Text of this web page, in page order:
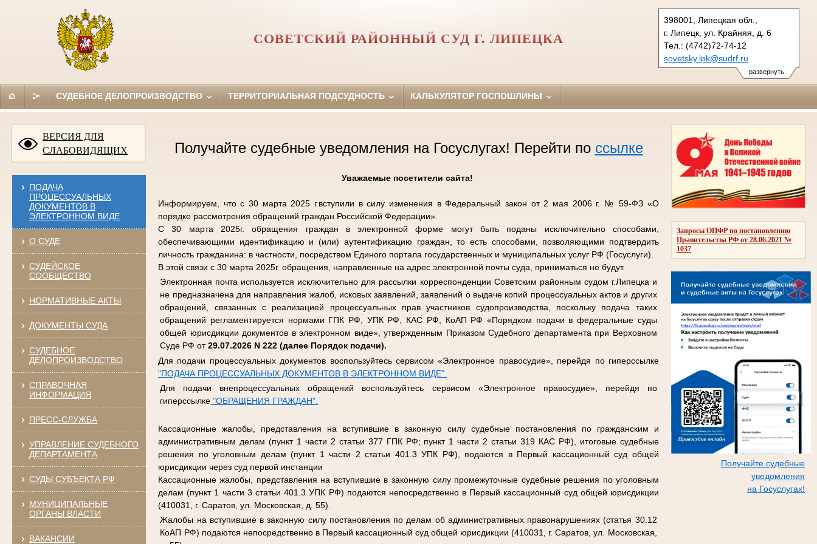
развернуть
398001, Липецкая обл.,
г. Липецк, ул. Крайняя, д. 6
Тел.: (4742)72-74-12
sovetsky.lpk@sudrf.ru
СОВЕТСКИЙ РАЙОННЫЙ СУД Г. ЛИПЕЦКА
СУДЕБНОЕ ДЕЛОПРОИЗВОДСТВО ТЕРРИТОРИАЛЬНАЯ ПОДСУДНОСТЬ КАЛЬКУЛЯТОР ГОСПОШЛИНЫ
ВЕРСИЯ ДЛЯ
СЛАБОВИДЯЩИХ
ПОДАЧА
ПРОЦЕССУАЛЬНЫХ
ДОКУМЕНТОВ В
ЭЛЕКТРОННОМ ВИДЕ
О СУДЕ
СУДЕЙСКОЕ
СООБЩЕСТВО
НОРМАТИВНЫЕ АКТЫ
ДОКУМЕНТЫ СУДА
СУДЕБНОЕ
ДЕЛОПРОИЗВОДСТВО
СПРАВОЧНАЯ
ИНФОРМАЦИЯ
ПРЕСС-СЛУЖБА
УПРАВЛЕНИЕ СУДЕБНОГО
ДЕПАРТАМЕНТА
СУДЫ СУБЪЕКТА РФ
МУНИЦИПАЛЬНЫЕ
ОРГАНЫ ВЛАСТИ
ВАКАНСИИ
Запросы ОПФР по постановлению
Правительства РФ от 28.06.2021 №
1037
Получайте судебные
уведомления
на Госуслугах!
Получайте судебные уведомления на Госуслугах! Перейти по ссылке
Уважаемые посетители сайта!
Информируем, что с 30 марта 2025 г.вступили в силу изменения в Федеральный закон от 2 мая 2006 г. № 59-ФЗ «О
порядке рассмотрения обращений граждан Российской Федерации».
С 30 марта 2025г. обращения граждан в электронной форме могут быть поданы исключительно способами,
обеспечивающими идентификацию и (или) аутентификацию граждан, то есть способами, позволяющими подтвердить
личность гражданина: в частности, посредством Единого портала государственных и муниципальных услуг РФ (Госуслуги).
В этой связи с 30 марта 2025г. обращения, направленные на адрес электронной почты суда, приниматься не будут.
Электронная почта используется исключительно для рассылки корреспонденции Советским районным судом г.Липецка и
не предназначена для направления жалоб, исковых заявлений, заявлений о выдаче копий процессуальных актов и других
обращений, связанных с реализацией процессуальных прав участников судопроизводства, поскольку подача таких
обращений регламентируется нормами ГПК РФ, УПК РФ, КАС РФ, КоАП РФ «Порядком подачи в федеральные суды
общей юрисдикции документов в электронном виде», утвержденным Приказом Судебного департамента при Верховном
Суде РФ от29.07.2026 N 222 (далее Порядок подачи).
Для подачи процессуальных документов воспользуйтесь сервисом «Электронное правосудие», перейдя по гиперссылке
"ПОДАЧА ПРОЦЕССУАЛЬНЫХ ДОКУМЕНТОВ В ЭЛЕКТРОННОМ ВИДЕ".
Для подачи внепроцессуальных обращений воспользуйтесь сервисом «Электронное правосудие», перейдя по
гиперссылке "ОБРАЩЕНИЯ ГРАЖДАН".
Кассационные жалобы, представления на вступившие в законную силу судебные постановления по гражданским и
административным делам (пункт 1 части 2 статьи 377 ГПК РФ; пункт 1 части 2 статьи 319 КАС РФ), итоговые судебные
решения по уголовным делам (пункт 1 части 2 статьи 401.3 УПК РФ), подаются в Первый кассационный суд общей
юрисдикции через суд первой инстанции
Кассационные жалобы, представления на вступившие в законную силу промежуточные судебные решения по уголовным
делам (пункт 1 части 3 статьи 401.3 УПК РФ) подаются непосредственно в Первый кассационный суд общей юрисдикции
(410031, г. Саратов, ул. Московская, д. 55).
Жалобы на вступившие в законную силу постановления по делам об административных правонарушениях (статья 30.12
КоАП РФ) подаются непосредственно в Первый кассационный суд общей юрисдикции (410031, г. Саратов, ул. Московская,